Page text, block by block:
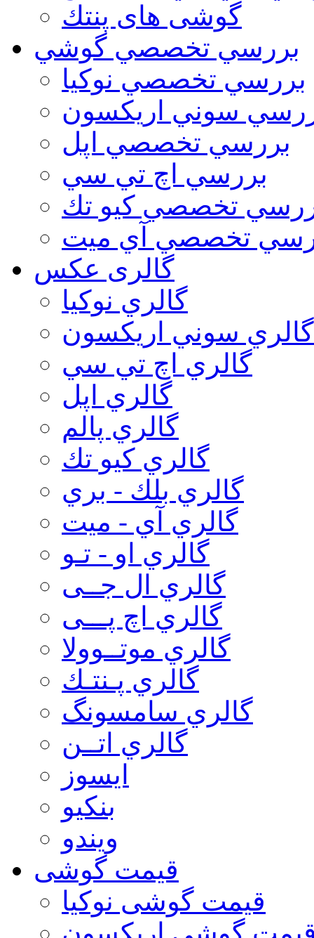
گوشی های پنتك
بررسي تخصصي گوشي
بررسي تخصصي نوكيا
سوني اريكسون
بررسي تخصصي اپل
بررسي اچ تي سي
تخصصي كيو تك
تخصصي آي ميت
گالری عکس
گالري نوكيا
گالري سوني اريكسون
گالري اچ تي سي
گالري اپل
گالري پالم
گالري كيو تك
گالري بلك - بري
گالري آي - ميت
گالري او - تـو
گالري ال جــی
گالري اچ پـــی
گالري موتــوولا
گالري پـنتـك
گالري سامسونگ
گالري اتــن
ایسوز
بنکیو
ویندو
قیمت گوشی
قیمت گوشی نوكيا